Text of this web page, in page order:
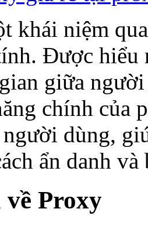
khái niệm
Được hiểu
giữa
chính của
dùng,
ẩn danh và
Proxy